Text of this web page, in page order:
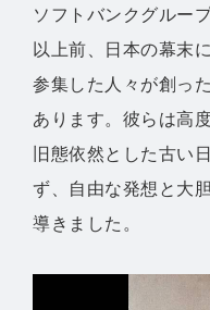
ソフトバンクグルー
以上前、日本の幕末
参集した人々が創っ
あります。彼らは高
旧態依然とした古い
ず、自由な発想と大
導きました。